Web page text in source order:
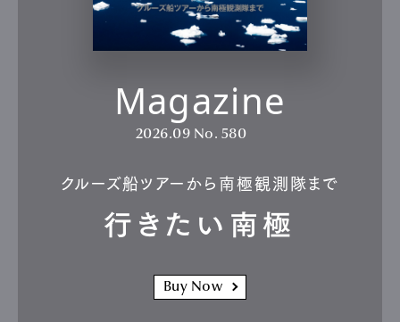
Magazine
2026.09 No. 580
クルーズ船ツアーから南極観測隊まで
行きたい南極
Buy Now